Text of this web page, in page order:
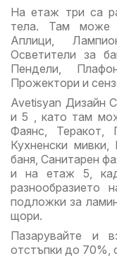
На етаж три са
тела. Там може
Аплици,
Осветители за
Пендели,
Прожектори и
Avetisyan Дизайн
и 5 , като там
Фаянс, Теракот,
Кухненски
баня, Санитарен
и на етаж 5,
разнообразието
подложки за
щори.
Пазарувайте и
отстъпки до 70%,